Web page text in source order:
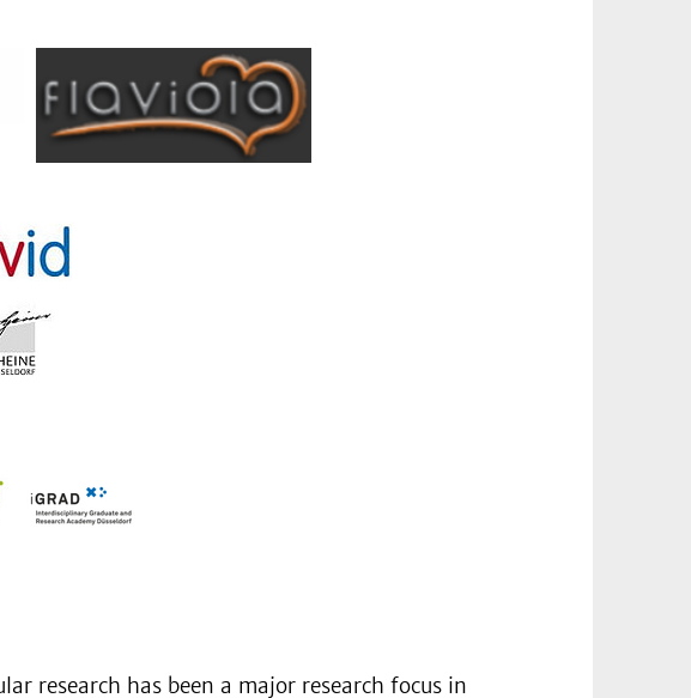
research has been a major research focus in